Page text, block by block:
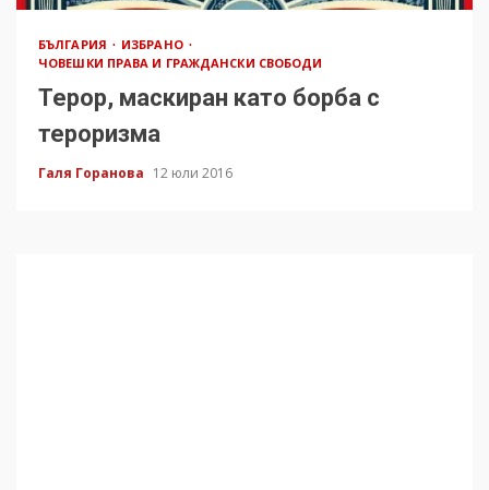
БЪЛГАРИЯ
ИЗБРАНО
ЧОВЕШКИ ПРАВА И ГРАЖДАНСКИ СВОБОДИ
Терор, маскиран като борба с
тероризма
Галя Горанова 12 юли 2016